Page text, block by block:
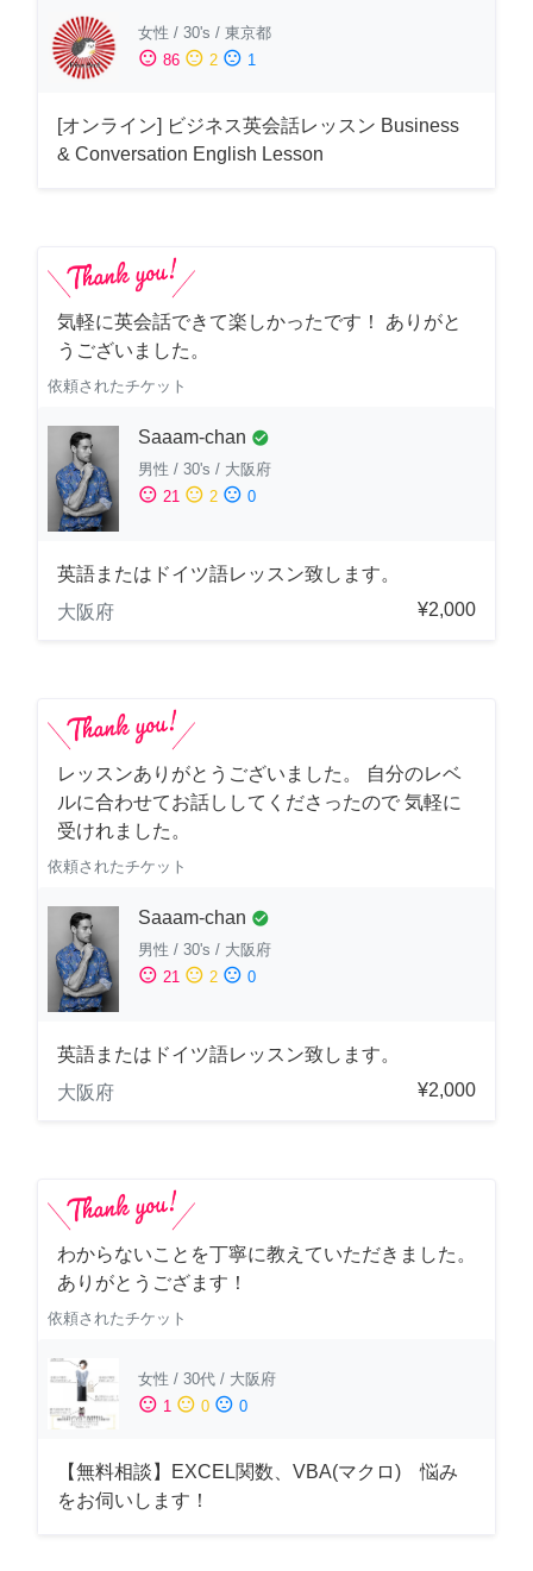
女性 / 30's / 東京都
sentiment_satisfied 86 sentiment_neutral 2 sentiment_dissatisfied 1
[オンライン] ビジネス英会話レッスン Business
& Conversation English Lesson
気軽に英会話できて楽しかったです！ ありがと
うございました。
依頼されたチケット
Saaam-chan check_circle
男性 / 30's / 大阪府
sentiment_satisfied 21 sentiment_neutral 2 sentiment_dissatisfied 0
英語またはドイツ語レッスン致します。
大阪府
¥2,000
レッスンありがとうございました。 自分のレベ
ルに合わせてお話ししてくださったので 気軽に
受けれました。
依頼されたチケット
Saaam-chan check_circle
男性 / 30's / 大阪府
sentiment_satisfied 21 sentiment_neutral 2 sentiment_dissatisfied 0
英語またはドイツ語レッスン致します。
大阪府
¥2,000
わからないことを丁寧に教えていただきました。
ありがとうござます！
依頼されたチケット
女性 / 30代 / 大阪府
sentiment_satisfied 1 sentiment_neutral 0 sentiment_dissatisfied 0
【無料相談】EXCEL関数、VBA(マクロ) 悩み
をお伺いします！